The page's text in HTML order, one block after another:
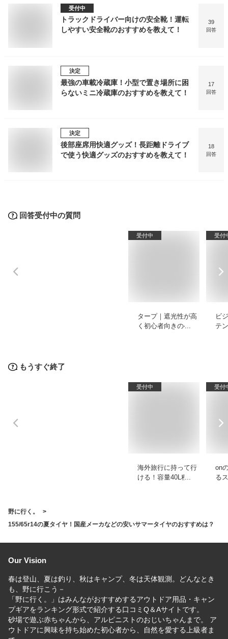
受付中
トラックドライバー向けの安全靴！運転
しやすい安全靴のおすすめを教えて！
39
回答
決定
最強の車載冷蔵庫！小型で置き場所に困
らないミニ冷蔵庫のおすすめを教えて！
17
回答
決定
後部座席用快適グッズ！長距離ドライブ
で使う快適グッズのおすすめを教えて！
18
回答
回答受付中の質問
受付中
タープ｜遮光性が高
く初心者向きのヘキ
受付
ビ
テ
もうすぐ終了
受付中
海外旅行に持って行
ける！容量40L程度
受付
on
る
野に行く。
155/65r14の夏タイヤ！国産メーカなどの安いサマータイヤのおすすめは？
Our Vision
春は登山、夏は釣り、秋はキャンプ、冬は天体観測。どんなとき
も、野に行こう－
「野に行く。」はみんながおすすめするアウトドア用品・キャン
プギアをランキング形式で紹介する口コミQ＆Aサイトです。
砂場で遊ぶ赤ちゃんから、アルピニストのおじいちゃんまで。 ア
ウトドアに興味を持ち始めた初心者から、自然を愛する上級者ま